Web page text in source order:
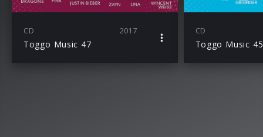
CD 2017
Toggo Music 47
CD
Toggo Music 45